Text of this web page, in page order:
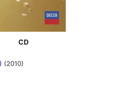
CD
(2010)